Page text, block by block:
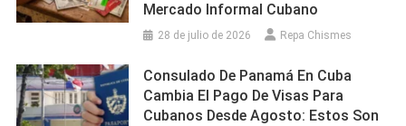
Mercado Informal Cubano
28 de julio de 2026 Repa Chismes
Consulado De Panamá En Cuba
Cambia El Pago De Visas Para
Cubanos Desde Agosto: Estos Son